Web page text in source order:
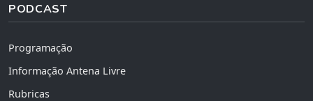
PODCAST
Programação
Informação Antena Livre
Rubricas